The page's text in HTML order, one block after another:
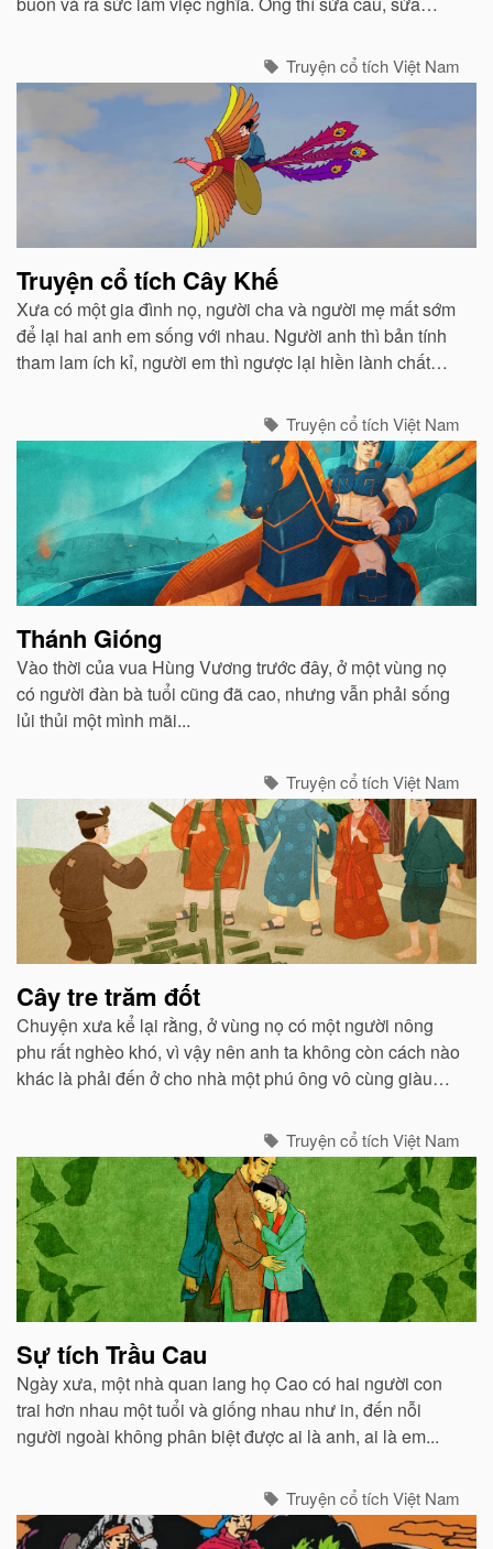
Truyện cổ tích Việt Nam
Truyện cổ tích Cây Khế
Xưa có một gia đình nọ, người cha và người mẹ mất sớm
để lại hai anh em sống với nhau. Người anh thì bản tính
tham lam ích kỉ, người em thì ngược lại hiền lành chất
Truyện cổ tích Việt Nam
Thánh Gióng
Vào thời của vua Hùng Vương trước đây, ở một vùng nọ
có người đàn bà tuổi cũng đã cao, nhưng vẫn phải sống
lủi thủi một mình mãi...
Truyện cổ tích Việt Nam
Cây tre trăm đốt
Chuyện xưa kể lại rằng, ở vùng nọ có một người nông
phu rất nghèo khó, vì vậy nên anh ta không còn cách nào
khác là phải đến ở cho nhà một phú ông vô cùng giàu
Truyện cổ tích Việt Nam
Sự tích Trầu Cau
Ngày xưa, một nhà quan lang họ Cao có hai người con
trai hơn nhau một tuổi và giống nhau như in, đến nỗi
người ngoài không phân biệt được ai là anh, ai là em...
Truyện cổ tích Việt Nam